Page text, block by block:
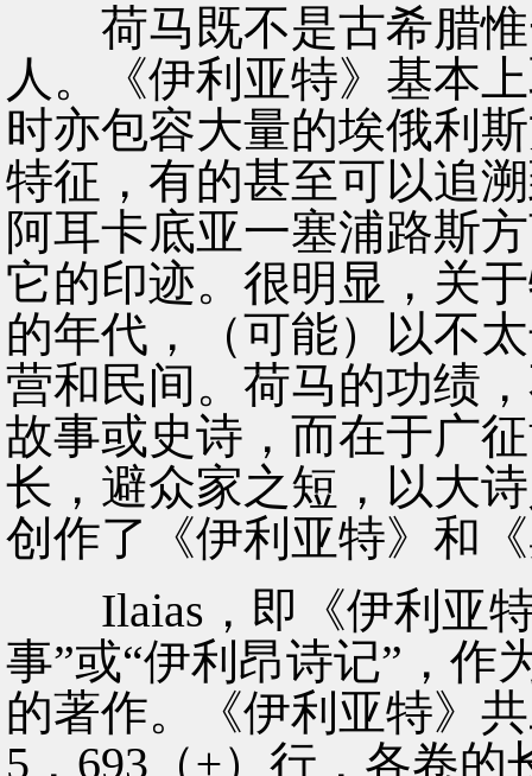
荷马既不是古希腊惟
人。《伊利亚特》基本
时亦包容大量的埃俄利
特征，有的甚至可以追
阿耳卡底亚一塞浦路斯
它的印迹。很明显，关
的年代，（可能）以不
营和民间。荷马的功绩
故事或史诗，而在于广
长，避众家之短，以大
创作了《伊利亚特》和
Ilaias，即《伊利亚特
事”或“伊利昂诗记”，作
的著作。《伊利亚特》
5，693（±）行，各卷的